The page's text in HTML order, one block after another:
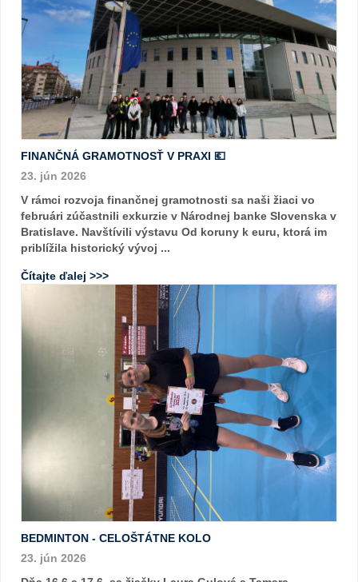
FINANČNÁ GRAMOTNOSŤ V PRAXI 💶
23. jún 2026
V rámci rozvoja finančnej gramotnosti sa naši žiaci vo
februári zúčastnili exkurzie v Národnej banke Slovenska v
Bratislave. Navštívili výstavu Od koruny k euru, ktorá im
priblížila historický vývoj ...
Čítajte ďalej >>>
BEDMINTON - CELOŠTÁTNE KOLO
23. jún 2026